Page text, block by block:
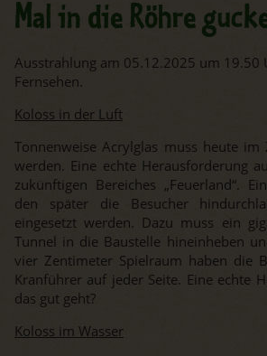
Mal in die Röhre
Ausstrahlung am 05.12.2025 um 19.50
Fernsehen.
Koloss in der Luft
Tonnenweise Acrylglas muss heute im
werden. Eine echte Herausforderung
zukünftigen Bereiches „Feuerland“.
den später die Besucher
eingesetzt werden. Dazu muss ein
Tunnel in die Baustelle hineinheben
vier Zentimeter Spielraum haben die
Kranführer auf jeder Seite. Eine echte
das gut geht?
Koloss im Wasser